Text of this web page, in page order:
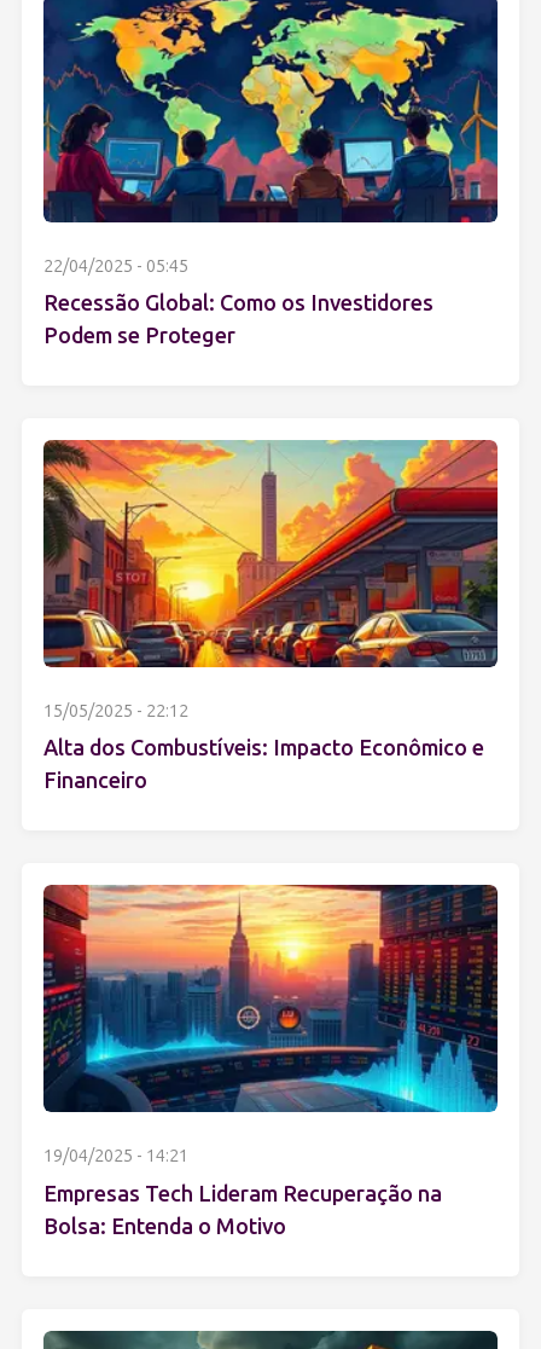
22/04/2025 - 05:45
Recessão Global: Como os Investidores
Podem se Proteger
15/05/2025 - 22:12
Alta dos Combustíveis: Impacto Econômico e
Financeiro
19/04/2025 - 14:21
Empresas Tech Lideram Recuperação na
Bolsa: Entenda o Motivo